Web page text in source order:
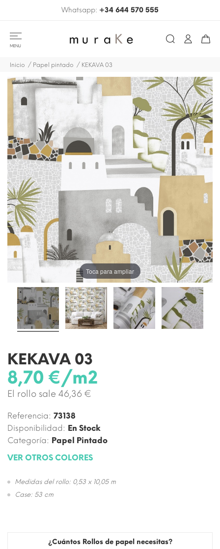
Whatsapp: +34 644 570 555
MENU
Inicio Papel pintado KEKAVA 03
Toca para ampliar
KEKAVA 03
8,70 €/m2
El rollo sale 46,36 €
Referencia: 73138
Disponibilidad: En Stock
Categoría: Papel Pintado
VER OTROS COLORES
Medidas del rollo: 0,53 x 10,05 m
Case: 53 cm
¿Cuántos Rollos de papel necesitas?